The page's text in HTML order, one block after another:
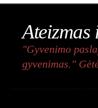
Ateizmas
"Gyvenimo
gyvenimas."